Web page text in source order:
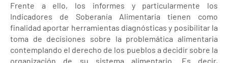
Frente a ello, los informes y particularmente los
Indicadores de Soberanía Alimentaria tienen como
finalidad aportar herramientas diagnósticas y posibilitar la
toma de decisiones sobre la problemática alimentaria
contemplando el derecho de los pueblos a decidir sobre la
organización de su sistema alimentario. Es decir,